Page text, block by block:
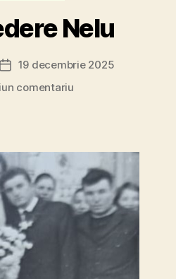
Nelu
Dată19 decembrie 2025
comentariula